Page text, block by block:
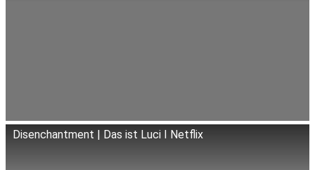
Disenchantment | Das ist Luci I Netflix